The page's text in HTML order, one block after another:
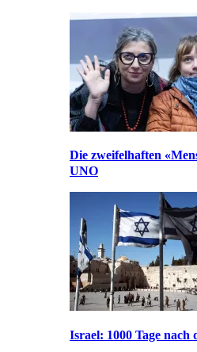
Die zweifelhaften
UNO
Israel: 1000 Tage nach